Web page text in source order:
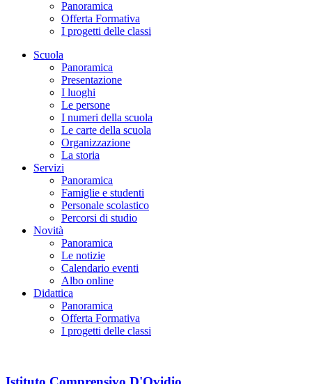
Panoramica
Offerta Formativa
I progetti delle classi
Scuola
Panoramica
Presentazione
I luoghi
Le persone
I numeri della scuola
Le carte della scuola
Organizzazione
La storia
Servizi
Panoramica
Famiglie e studenti
Personale scolastico
Percorsi di studio
Novità
Panoramica
Le notizie
Calendario eventi
Albo online
Didattica
Panoramica
Offerta Formativa
I progetti delle classi